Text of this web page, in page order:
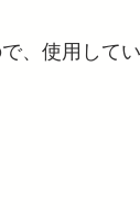
、使用して